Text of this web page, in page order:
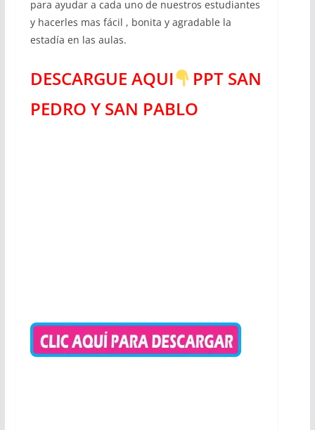
para ayudar a cada uno de nuestros estudiantes
y hacerles mas fácil , bonita y agradable la
estadía en las aulas.
DESCARGUE AQUI
PPT SAN
PEDRO Y SAN PABLO